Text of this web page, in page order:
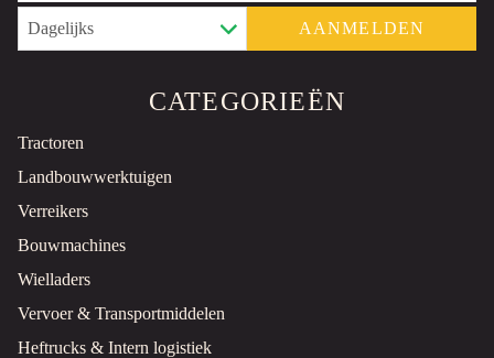
AANMELDEN
CATEGORIEËN
Tractoren
Landbouwwerktuigen
Verreikers
Bouwmachines
Wielladers
Vervoer & Transportmiddelen
Heftrucks & Intern logistiek